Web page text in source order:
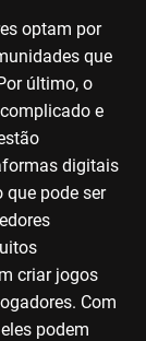
optam por
que
último, o
e
digitais
que pode ser
criar jogos
Com
podem